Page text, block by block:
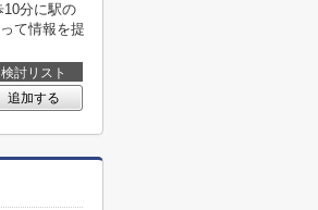
10分に駅の
て情報を提
検討リスト
追加する